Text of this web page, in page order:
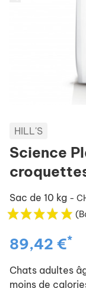
HILL'S
Science
Sac de 10 kg -
89,42 €*
Chats adultes
moins de